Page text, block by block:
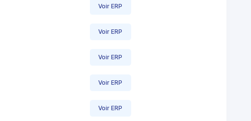
Voir ERP
Voir ERP
Voir ERP
Voir ERP
Voir ERP